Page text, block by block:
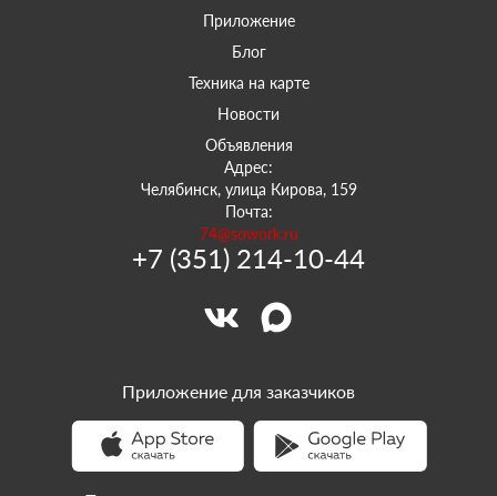
Приложение
Блог
Техника на карте
Новости
Объявления
Адрес:
Челябинск, улица Кирова, 159
Почта:
74@sowork.ru
+7 (351) 214-10-44
Приложение для заказчиков